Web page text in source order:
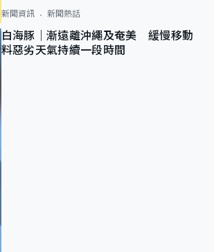
新聞資訊 新聞熱話
白海豚｜漸遠離沖繩及奄美 緩慢移動
料惡劣天氣持續一段時間